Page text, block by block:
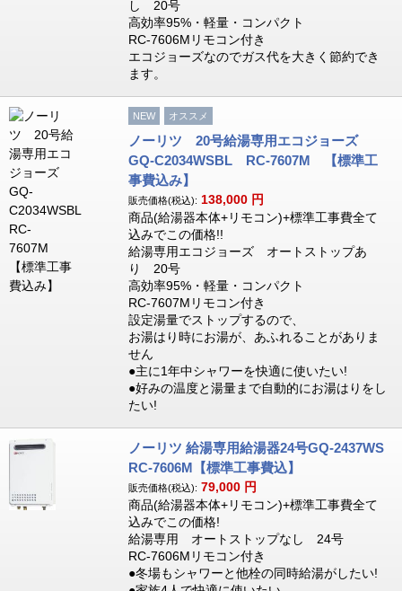
し 20号
高効率95%・軽量・コンパクト
RC-7606Mリモコン付き
エコジョーズなのでガス代を大きく節約でき
ます。
NEW オススメ
ノーリツ 20号給湯専用エコジョーズ
GQ-C2034WSBL RC-7607M 【標準工
事費込み】
販売価格(税込): 138,000 円
商品(給湯器本体+リモコン)+標準工事費全て
込みでこの価格!!
給湯専用エコジョーズ オートストップあ
り 20号
高効率95%・軽量・コンパクト
RC-7607Mリモコン付き
設定湯量でストップするので、
お湯はり時にお湯が、あふれることがありま
せん
●主に1年中シャワーを快適に使いたい!
●好みの温度と湯量まで自動的にお湯はりをし
たい!
ノーリツ 給湯専用給湯器24号GQ-2437WS
RC-7606M【標準工事費込】
販売価格(税込): 79,000 円
商品(給湯器本体+リモコン)+標準工事費全て
込みでこの価格!
給湯専用 オートストップなし 24号
RC-7606Mリモコン付き
●冬場もシャワーと他栓の同時給湯がしたい!